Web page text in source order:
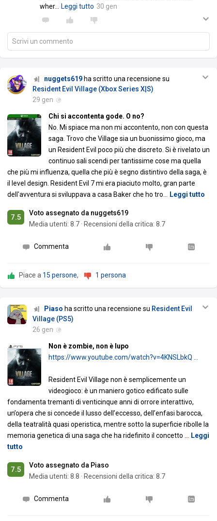
wher… Leggi tutto 30 gen
Scrivi un commento
nuggets619 ha scritto una recensione su
Resident Evil Village (Xbox Series X|S)
29 gen
Chi si accontenta gode. O no?
No. Mi spiace ma non mi accontento, non con questa
saga. Trovo che Village sia un buonissimo gioco, ma
un Resident Evil poco più che discreto. Si è rivelato un
continuo sali scendi per tantissime cose ma quella
che più mi influenza, quella che più è segno distintivo della saga, è
il level design. Resident Evil 7 mi era piaciuto molto, gran parte
dell'avventura si sviluppava a casa Baker che ho tro… Leggi tutto
7.5
Voto assegnato da nuggets619
Media utenti: 8.7 · Recensioni della critica: 8.7
Commenta
Piace a 15 persone, 1 persona
Piaso ha scritto una recensione su Resident Evil
Village (PS5)
26 gen
Non è zombie, non è lupo
https://www.youtube.com/watch?v=4KNSLbkQ …
Resident Evil Village non è semplicemente un
videogioco: è un maniero gotico edificato sulle
fondamenta tremanti di venticinque anni di orrore interattivo,
un’opera che si concede il lusso dell’eccesso, dell’enfasi barocca,
della teatralità quasi operistica, mentre sotto la superficie ribolle la
memoria genetica di una saga che ha ridefinito il concetto … Leggi
tutto
7.5
Voto assegnato da Piaso
Media utenti: 8.8 · Recensioni della critica: 8.7
Commenta